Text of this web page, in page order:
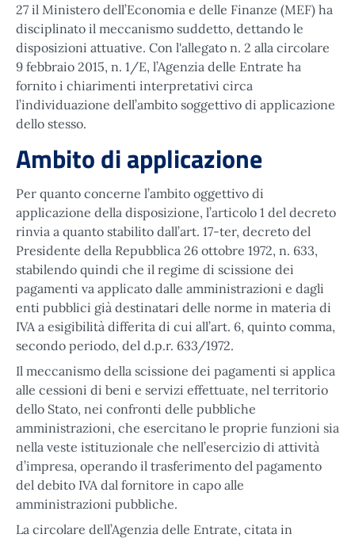
27 il Ministero dell’Economia e delle Finanze (MEF) ha
disciplinato il meccanismo suddetto, dettando le
disposizioni attuative. Con l'allegato n. 2 alla circolare
9 febbraio 2015, n. 1/E, l’Agenzia delle Entrate ha
fornito i chiarimenti interpretativi circa
l’individuazione dell’ambito soggettivo di applicazione
dello stesso.
Ambito di applicazione
Per quanto concerne l’ambito oggettivo di
applicazione della disposizione, l’articolo 1 del decreto
rinvia a quanto stabilito dall’art. 17-ter, decreto del
Presidente della Repubblica 26 ottobre 1972, n. 633,
stabilendo quindi che il regime di scissione dei
pagamenti va applicato dalle amministrazioni e dagli
enti pubblici già destinatari delle norme in materia di
IVA a esigibilità differita di cui all’art. 6, quinto comma,
secondo periodo, del d.p.r. 633/1972.
Il meccanismo della scissione dei pagamenti si applica
alle cessioni di beni e servizi effettuate, nel territorio
dello Stato, nei confronti delle pubbliche
amministrazioni, che esercitano le proprie funzioni sia
nella veste istituzionale che nell’esercizio di attività
d’impresa, operando il trasferimento del pagamento
del debito IVA dal fornitore in capo alle
amministrazioni pubbliche.
La circolare dell’Agenzia delle Entrate, citata in